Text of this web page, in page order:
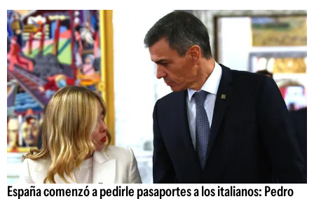
España comenzó a pedirle pasaportes a los italianos: Pedro